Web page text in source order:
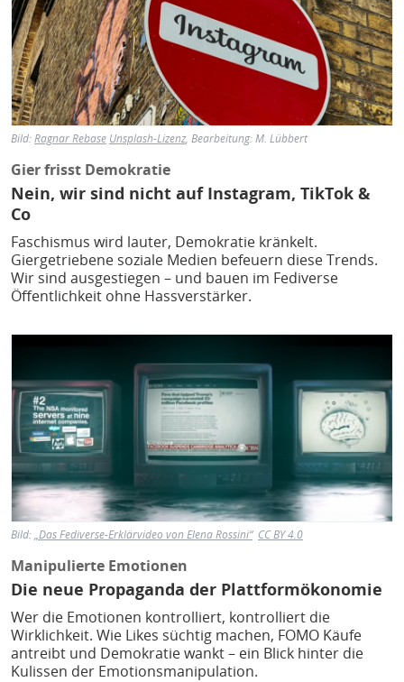
Bild:Ragnar Rebase Unsplash-Lizenz, Bearbeitung: M. Lübbert
Gier frisst Demokratie
Nein, wir sind nicht auf Instagram, TikTok &
Co
Faschismus wird lauter, Demokratie kränkelt.
Giergetriebene soziale Medien befeuern diese Trends.
Wir sind ausgestiegen – und bauen im Fediverse
Öffentlichkeit ohne Hassverstärker.
Bild
Bild:„Das Fediverse-Erklärvideo von Elena Rossini“ CC BY 4.0
Manipulierte Emotionen
Die neue Propaganda der Plattformökonomie
Wer die Emotionen kontrolliert, kontrolliert die
Wirklichkeit. Wie Likes süchtig machen, FOMO Käufe
antreibt und Demokratie wankt – ein Blick hinter die
Kulissen der Emotionsmanipulation.